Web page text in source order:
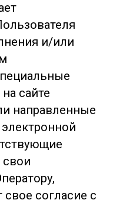
и/или
сайте
направленные
согласие с